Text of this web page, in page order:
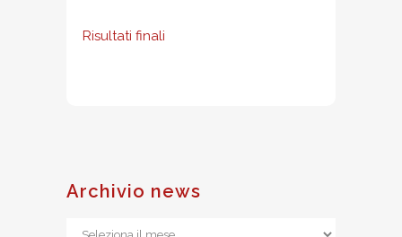
Risultati finali
Archivio news
Archivio